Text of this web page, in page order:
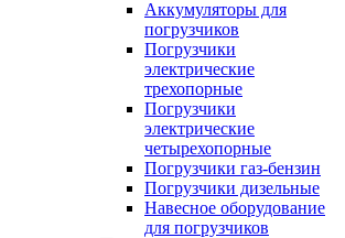
Аккумуляторы для
погрузчиков
Погрузчики
электрические
трехопорные
Погрузчики
электрические
четырехопорные
Погрузчики газ-бензин
Погрузчики дизельные
Навесное оборудование
для погрузчиков